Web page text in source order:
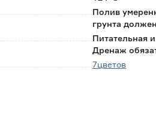
Полив
грунта
Питательная
Дренаж
7цветов